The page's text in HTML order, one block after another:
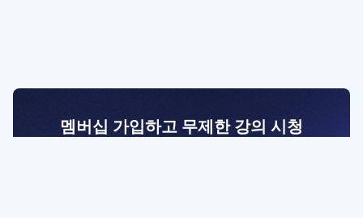
멤버십 가입하고 무제한 강의 시청